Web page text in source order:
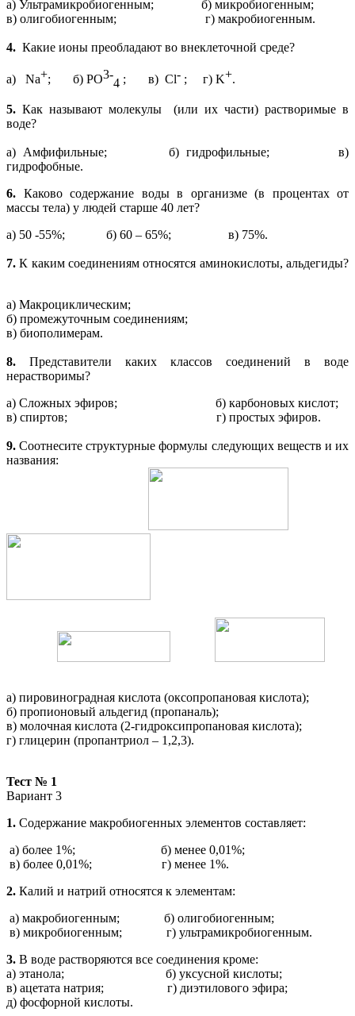
а) Ультрамикробиогенным; б) микробиогенным;
в) олигобиогенным; г) макробиогенным.
4. Какие ионы преобладают во внеклеточной среде?
а) Na+; б) PO3-
4 ; в) Cl- ; г) K+.
5. Как называют молекулы (или их части) растворимые в
воде?
а) Амфифильные; б) гидрофильные; в)
гидрофобные.
6. Каково содержание воды в организме (в процентах от
массы тела) у людей старше 40 лет?
а) 50 -55%; б) 60 – 65%; в) 75%.
7. К каким соединениям относятся аминокислоты, альдегиды?
а) Макроциклическим;
б) промежуточным соединениям;
в) биополимерам.
8. Представители каких классов соединений в воде
нерастворимы?
а) Сложных эфиров; б) карбоновых кислот;
в) спиртов; г) простых эфиров.
9. Соотнесите структурные формулы следующих веществ и их
названия:
а) пировиноградная кислота (оксопропановая кислота);
б) пропионовый альдегид (пропаналь);
в) молочная кислота (2-гидроксипропановая кислота);
г) глицерин (пропантриол – 1,2,3).
Тест № 1
Вариант 3
1. Содержание макробиогенных элементов составляет:
а) более 1%; б) менее 0,01%;
в) более 0,01%; г) менее 1%.
2. Калий и натрий относятся к элементам:
а) макробиогенным; б) олигобиогенным;
в) микробиогенным; г) ультрамикробиогенным.
3. В воде растворяются все соединения кроме:
а) этанола; б) уксусной кислоты;
в) ацетата натрия; г) диэтилового эфира;
д) фосфорной кислоты.